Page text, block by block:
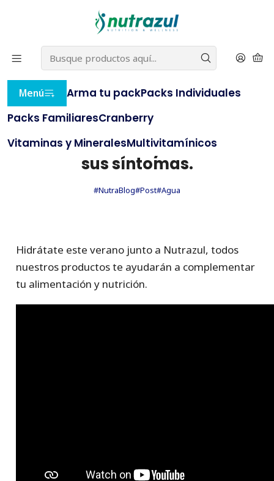
Menú Arma tu packPacks Individuales
Packs FamiliaresCranberry
Vitaminas y MineralesMultivitamínicos
⭐ con el cupón BLACKNUTRAZUL
AQUÍ
Inicio NutraBlog
Cómo evitar la Deshidratación y cuáles son sus
síntomas.
PUBLICADO EL 14/3/2023
Cómo evitar la
Deshidratación y cuáles son
sus síntomas.
#NutraBlog#Post#Agua
Hidrátate este verano junto a Nutrazul, todos
nuestros productos te ayudarán a complementar
tu alimentación y nutrición.